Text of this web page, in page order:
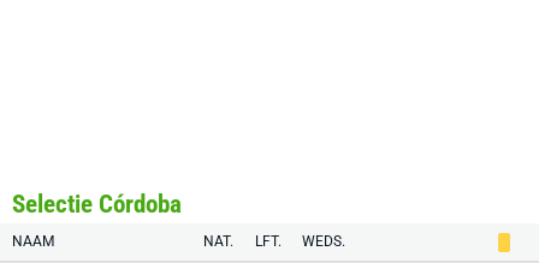
Selectie Córdoba
NAAM NAT. LFT. WEDS.